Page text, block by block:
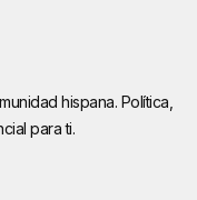
hispana. Política,
para ti.